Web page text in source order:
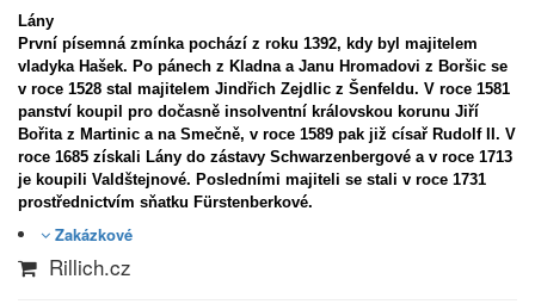
Lány
První písemná zmínka pochází z roku 1392, kdy byl majitelem
vladyka Hašek. Po pánech z Kladna a Janu Hromadovi z Boršic se
v roce 1528 stal majitelem Jindřich Zejdlic z Šenfeldu. V roce 1581
panství koupil pro dočasně insolventní královskou korunu Jiří
Bořita z Martinic a na Smečně, v roce 1589 pak již císař Rudolf II. V
roce 1685 získali Lány do zástavy Schwarzenbergové a v roce 1713
je koupili Valdštejnové. Posledními majiteli se stali v roce 1731
prostřednictvím sňatku Fürstenberkové.
Zakázkové
Rillich.cz